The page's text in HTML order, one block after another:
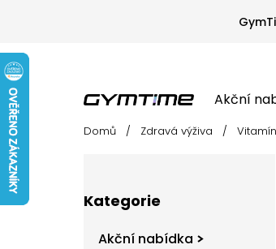
Akční
Akční nabídka Passion
Domů / Zdravá výživa /
kategorie
Kategorie
Akční nabídka